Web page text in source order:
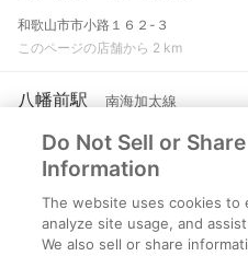
和歌山市市小路１６２-３
このページの店舗から 2 km
八幡前駅 南海加太線
和歌山市古屋２２２-２
このページの店舗から 2.1 km
和歌山大学前駅 南海本線
和歌山県和歌山市中575番地3
Do Not Sell or
Information
The website uses cookies to
analyze site usage, and
We also sell or share